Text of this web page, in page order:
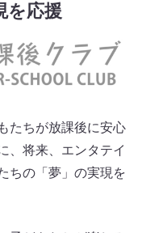
を応援
たちが放課後に安心
、将来、エンタテイ
ちの「夢」の実現を